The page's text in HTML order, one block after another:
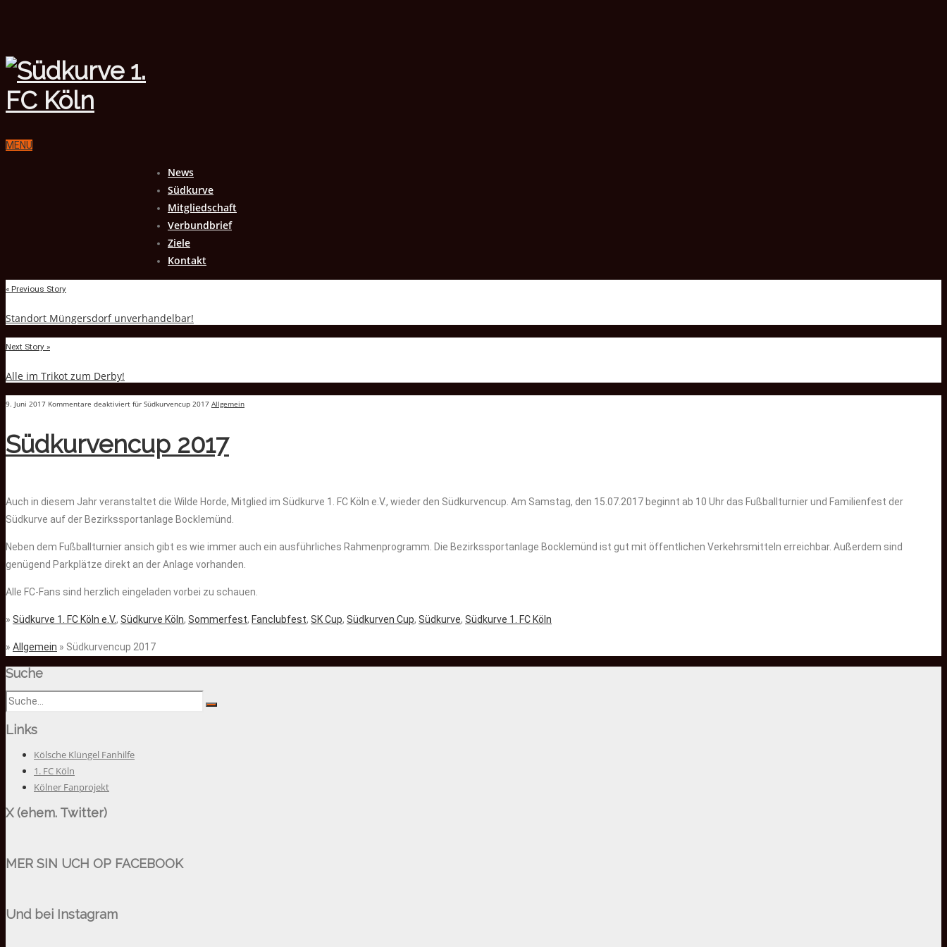
MENU
News
Südkurve
Mitgliedschaft
Verbundbrief
Ziele
Kontakt
« Previous Story
Standort Müngersdorf unverhandelbar!
Next Story »
Alle im Trikot zum Derby!
9. Juni 2017 Kommentare deaktiviert für Südkurvencup 2017 Allgemein
Südkurvencup 2017
Auch in diesem Jahr veranstaltet die Wilde Horde, Mitglied im Südkurve 1. FC Köln e.V., wieder den Südkurvencup. Am Samstag, den 15.07.2017 beginnt ab 10 Uhr das Fußballturnier und Familienfest der
Südkurve auf der Bezirkssportanlage Bocklemünd.
Neben dem Fußballturnier ansich gibt es wie immer auch ein ausführliches Rahmenprogramm. Die Bezirkssportanlage Bocklemünd ist gut mit öffentlichen Verkehrsmitteln erreichbar. Außerdem sind
genügend Parkplätze direkt an der Anlage vorhanden.
Alle FC-Fans sind herzlich eingeladen vorbei zu schauen.
» Südkurve 1. FC Köln e.V., Südkurve Köln, Sommerfest, Fanclubfest, SK Cup, Südkurven Cup, Südkurve, Südkurve 1. FC Köln
» Allgemein » Südkurvencup 2017
Suche
Links
Kölsche Klüngel Fanhilfe
1. FC Köln
Kölner Fanprojekt
X (ehem. Twitter)
MER SIN UCH OP FACEBOOK
Und bei Instagram